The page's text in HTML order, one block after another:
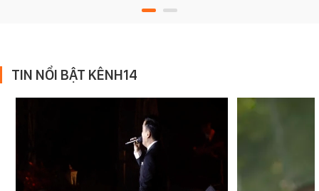
TIN NỔI BẬT KÊNH14